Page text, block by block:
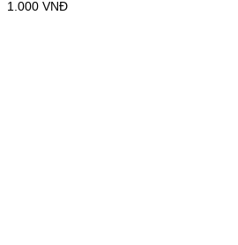
1.000 VNĐ